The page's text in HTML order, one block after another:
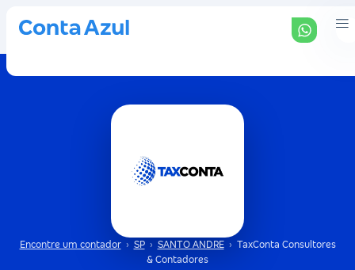
Encontre um contador › SP › SANTO ANDRE › TaxConta Consultores
& Contadores